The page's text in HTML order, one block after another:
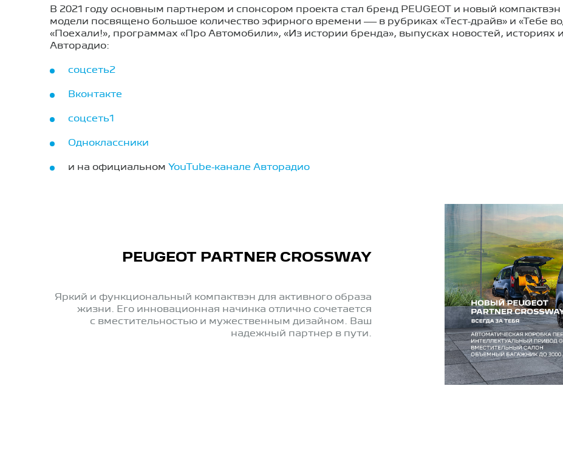
В 2021 году основным партнером и спонсором проекта стал бренд PEUGEOT и новый
модели посвящено большое количество эфирного времени — в рубриках «Тест-драйв» и «Тебе
«Поехали!», программах «Про Автомобили», «Из истории бренда», выпусках новостей, историях
Авторадио:
соцсеть2
Вконтакте
соцсеть1
Одноклассники
и на официальном YouTube-канале Авторадио
PEUGEOT PARTNER CROSSWAY
Яркий и функциональный компактвэн для активного образа
жизни. Его инновационная начинка отлично сочетается
с вместительностью и мужественным дизайном. Ваш
надежный партнер в пути.